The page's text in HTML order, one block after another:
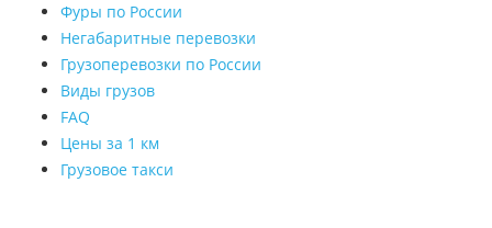
Фуры по России
Негабаритные перевозки
Грузоперевозки по России
Виды грузов
FAQ
Цены за 1 км
Грузовое такси